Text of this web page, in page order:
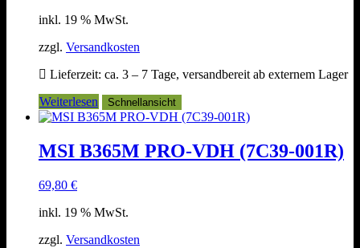
inkl. 19 % MwSt.
zzgl. Versandkosten
Lieferzeit: ca. 3 – 7 Tage, versandbereit ab externem Lager
Weiterlesen
Schnellansicht
MSI B365M PRO-VDH (7C39-001R)
69,80 €
inkl. 19 % MwSt.
zzgl. Versandkosten